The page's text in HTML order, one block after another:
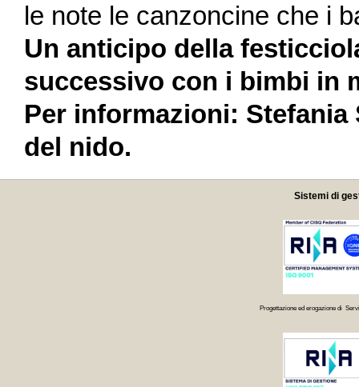
le note le canzoncine che i
Un anticipo della
successivo con i bimbi in
Per informazioni:
del nido.
Sistemi di
Progettazione ed erogazione di